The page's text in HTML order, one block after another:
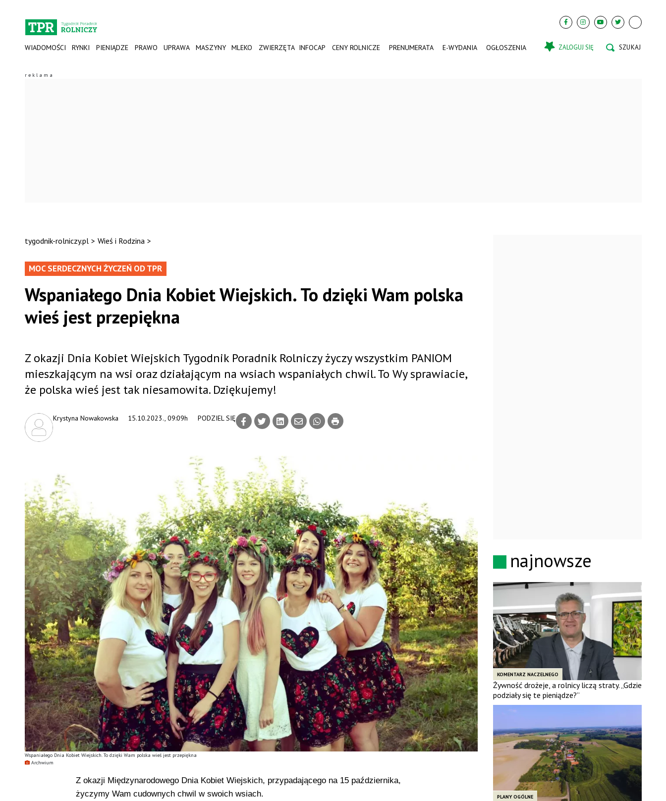
WIADOMOŚCI RYNKI PIENIĄDZE PRAWO UPRAWA MASZYNY MLEKO ZWIERZĘTA INFOCAP CENY ROLNICZE PRENUMERATA E-WYDANIA OGŁOSZENIA ZALOGUJ SIĘ
tygodnik-rolniczy.pl > Wieś i Rodzina >
Wspaniałego Dnia Kobiet Wiejskich. To dzięki Wam polska wieś jest przepiękna
Archwium
MOC SERDECZNYCH ŻYCZEŃ OD TPR
Wspaniałego Dnia Kobiet Wiejskich. To dzięki Wam polska
wieś jest przepiękna
15.10.2023., 09:09h
Krystyna Nowakowska PODZIEL SIĘ
Z okazji Dnia Kobiet Wiejskich Tygodnik Poradnik Rolniczy życzy wszystkim PANIOM
mieszkającym na wsi oraz działającym na wsiach wspaniałych chwil. To Wy sprawiacie,
że polska wieś jest tak niesamowita. Dziękujemy!
Z okazji Międzynarodowego Dnia Kobiet Wiejskich, przypadającego na 15 października,
życzymy Wam cudownych chwil w swoich wsiach.
najnowsze
KOMENTARZ NACZELNEGO
Żywność drożeje, a rolnicy liczą straty. „Gdzie
podziały się te pieniądze?”
PLANY OGÓLNE